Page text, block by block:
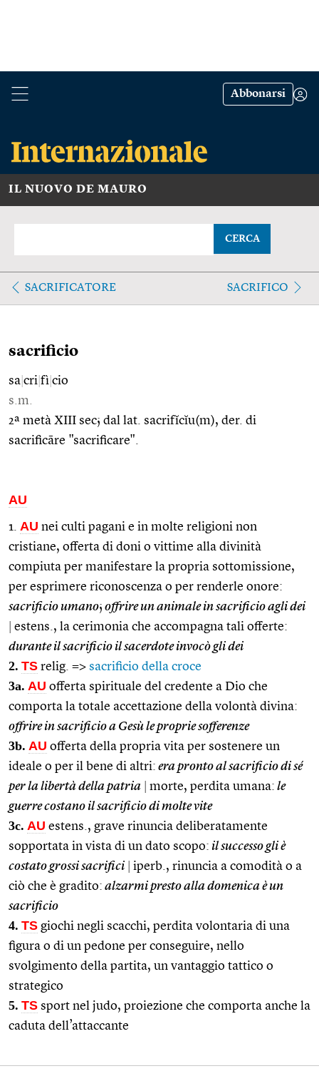
Abbonarsi
IL NUOVO DE MAURO
CERCA
SACRIFICATORE SACRIFICO
sacrificio
sa cri fì cio
s.m.
2ª metà XIII sec; dal lat. sacrifĭcĭu(m), der. di
sacrificāre "sacrificare".
AU
1. AU nei culti pagani e in molte religioni non
cristiane, offerta di doni o vittime alla divinità
compiuta per manifestare la propria sottomissione,
per esprimere riconoscenza o per renderle onore:
sacrificio umano; offrire un animale in sacrificio agli dei
estens., la cerimonia che accompagna tali offerte:
durante il sacrificio il sacerdote invocò gli dei
2. TS relig. => sacrificio della croce
3a. AU offerta spirituale del credente a Dio che
comporta la totale accettazione della volontà divina:
offrire in sacrificio a Gesù le proprie sofferenze
3b. AU offerta della propria vita per sostenere un
ideale o per il bene di altri: era pronto al sacrificio di sé
per la libertà della patria
morte, perdita umana: le
guerre costano il sacrificio di molte vite
3c. AU estens., grave rinuncia deliberatamente
sopportata in vista di un dato scopo: il successo gli è
costato grossi sacrifici
iperb., rinuncia a comodità o a
ciò che è gradito: alzarmi presto alla domenica è un
sacrificio
4. TS giochi negli scacchi, perdita volontaria di una
figura o di un pedone per conseguire, nello
svolgimento della partita, un vantaggio tattico o
strategico
5. TS sport nel judo, proiezione che comporta anche la
caduta dell’attaccante